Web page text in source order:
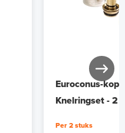
Euroconus-
Knelringset - 2
Per 2 stuks